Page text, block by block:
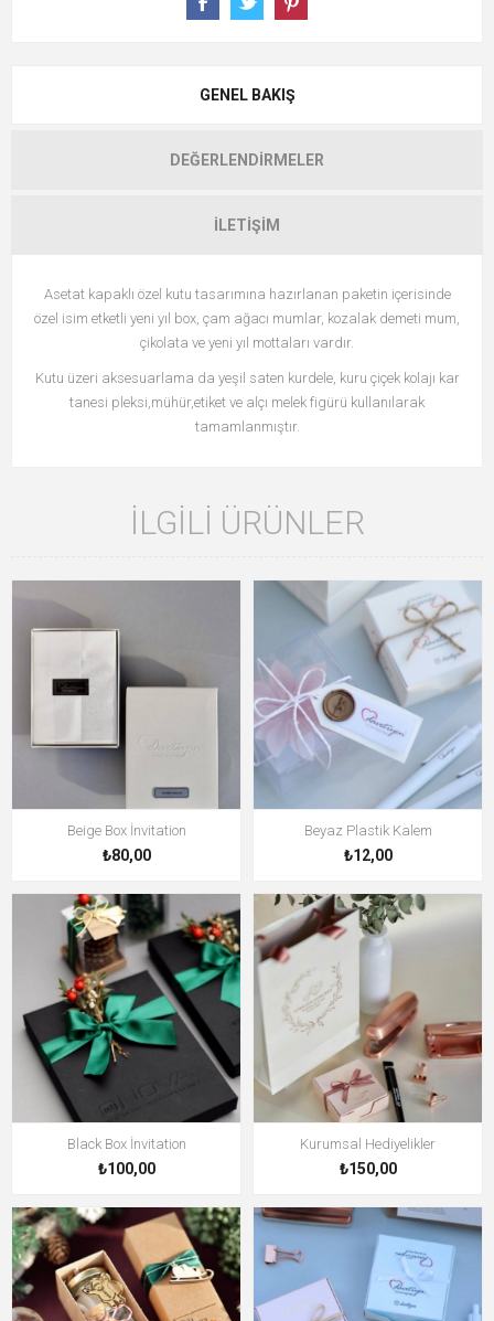
GENEL BAKIŞ
DEĞERLENDIRMELER
İLETIŞIM
Asetat kapaklı özel kutu tasarımına hazırlanan paketin içerisinde
özel isim etketli yeni yıl box, çam ağacı mumlar, kozalak demeti mum,
çikolata ve yeni yıl mottaları vardır.
Kutu üzeri aksesuarlama da yeşil saten kurdele, kuru çiçek kolajı kar
tanesi pleksi,mühür,etiket ve alçı melek figürü kullanılarak
tamamlanmıştır.
İLGILI ÜRÜNLER
Beige Box İnvitation
₺80,00
Beyaz Plastik Kalem
₺12,00
Black Box İnvitation
₺100,00
Kurumsal Hediyelikler
₺150,00